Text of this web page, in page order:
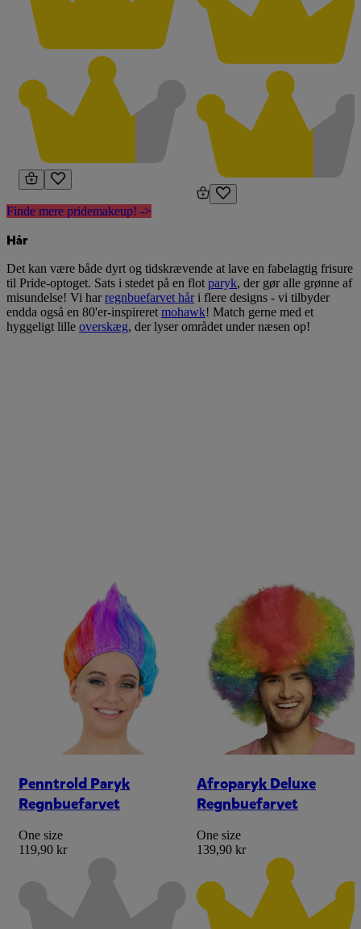
Finde mere pridemakeup! ->
Hår
Det kan være både dyrt og tidskrævende at lave en fabelagtig frisure
til Pride-optoget. Sats i stedet på en flot paryk, der gør alle grønne af
misundelse! Vi harregnbuefarvet håri flere designs - vi tilbyder
endda også en 80'er-inspireret mohawk! Match gerne med et
hyggeligt lille overskæg, der lyser området under næsen op!
Penntrold Paryk
Regnbuefarvet
One size
119,90 kr
Afroparyk Deluxe
Regnbuefarvet
One size
139,90 kr